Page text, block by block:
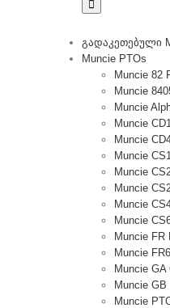
გადაკეთებული
Muncie PTOs
Muncie 82
Muncie
Muncie
Muncie
Muncie
Muncie
Muncie
Muncie
Muncie
Muncie
Muncie FR
Muncie
Muncie
Muncie GB
Muncie